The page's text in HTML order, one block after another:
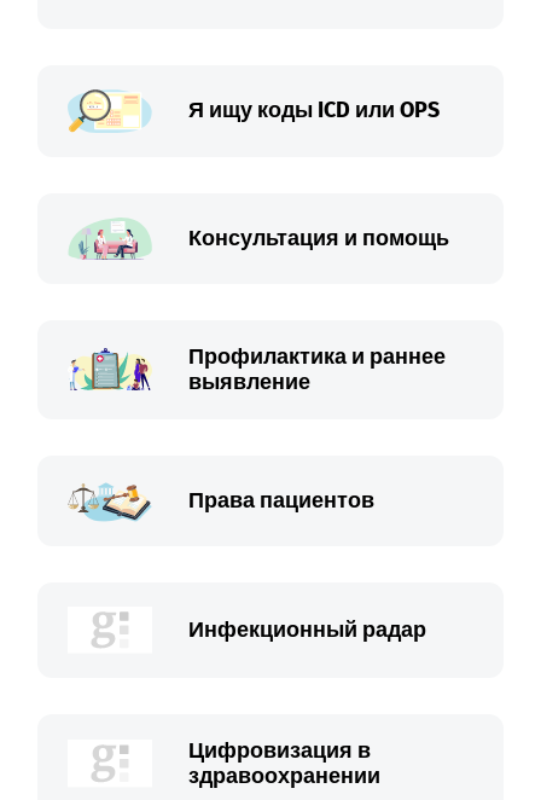
Я ищу коды ICD или OPS
Консультация и помощь
Профилактика и раннее
выявление
Права пациентов
Инфекционный радар
Цифровизация в
здравоохранении